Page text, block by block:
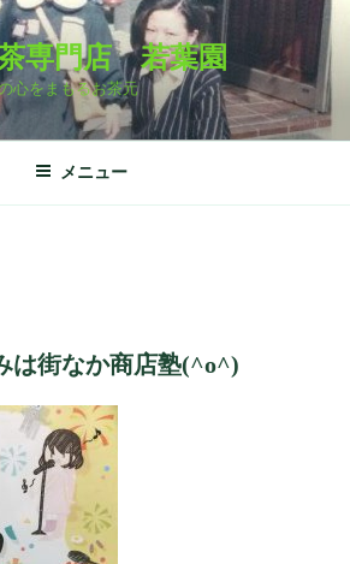
専門店 若葉園
心をまもるお茶元
メニュー
は街なか商店塾(^o^)